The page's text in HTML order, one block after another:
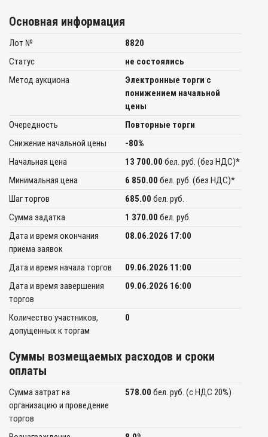
Основная информация
Лот №
8820
Статус
не состоялись
Метод аукциона
Электронные торги с
понижением начальной
цены
Очередность
Повторные торги
Снижение начальной цены
-80%
Начальная цена
13 700.00 бел. руб. (без НДС)*
Минимальная цена
6 850.00 бел. руб. (без НДС)*
Шаг торгов
685.00 бел. руб.
Сумма задатка
1 370.00 бел. руб.
Дата и время окончания
приема заявок
08.06.2026 17:00
Дата и время начала торгов
09.06.2026 11:00
Дата и время завершения
торгов
09.06.2026 16:00
Количество участников,
допущенных к торгам
0
Суммы возмещаемых расходов и сроки
оплаты
Сумма затрат на
организацию и проведение
торгов
578.00 бел. руб. (c НДС 20%)